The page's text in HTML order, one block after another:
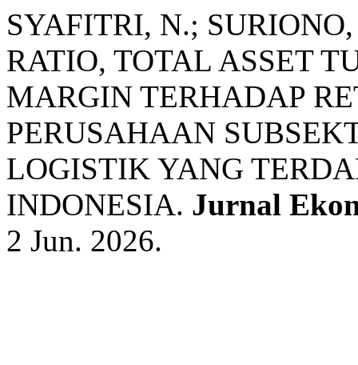
SYAFITRI, N.;
RATIO, TOTAL ASSET
MARGIN TERHADAP
PERUSAHAAN
LOGISTIK YANG
INDONESIA. Jurnal
2 Jun. 2026.